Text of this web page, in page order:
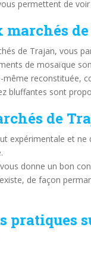
permettent de voir
marchés
de Trajan, vous
de mosaïque
même reconstituée,
bluffantes sont
de
expérimentale et
donne un bon
de façon
pratiques